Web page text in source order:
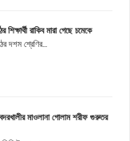
রাকিব মারা গেছে চমেকে
দশম শ্রেণির...
বদরখালীর মাওলানা গোলাম শরীফ গুরুতর